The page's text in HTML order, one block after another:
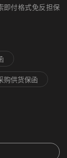
即付格式免反担保
购供货保函